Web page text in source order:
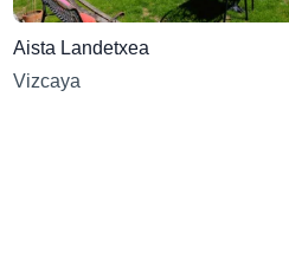
Aista Landetxea
Vizcaya